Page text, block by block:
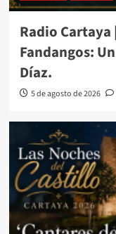
Radio Cartaya
Fandangos:
Díaz.
5 de agosto de 2026